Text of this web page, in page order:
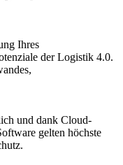
Ihres
der Logistik 4.0.
und dank Cloud-
gelten höchste